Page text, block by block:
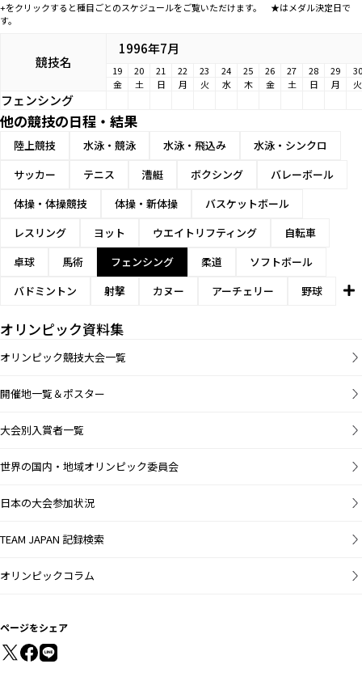
+をクリックすると種目ごとのスケジュールをご覧いただけます。 ★はメダル決定日で
す。
競技名
1996年7月
19 20 21 22 23 24 25 26 27 28 29
30
金
土 日 月 火 水 木 金 土 日 月 火
フェンシング
他の競技の日程・結果
陸上競技 水泳・競泳 水泳・飛込み
水泳・シンクロ
サッカー
テニス 漕艇 ボクシング
バレーボール
体操・体操競技
体操・新体操
バスケットボール
レスリング
ヨット ウエイトリフティング
自転車
卓球
馬術 フェンシング 柔道
ソフトボール
バドミントン
射撃 カヌー アーチェリー 野球
オリンピック資料集
オリンピック競技大会一覧
開催地一覧＆ポスター
大会別入賞者一覧
世界の国内・地域オリンピック委員会
日本の大会参加状況
TEAM JAPAN 記録検索
オリンピックコラム
ページをシェア